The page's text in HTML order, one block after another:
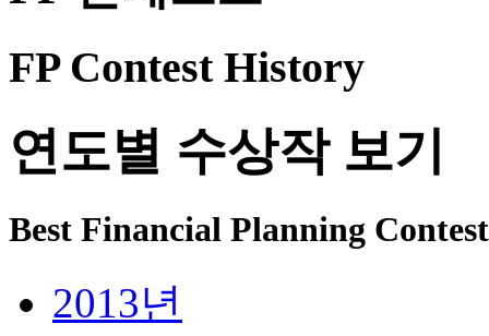
FP Contest History
연도별 수상작 보기
Best Financial Planning Contest
2013년